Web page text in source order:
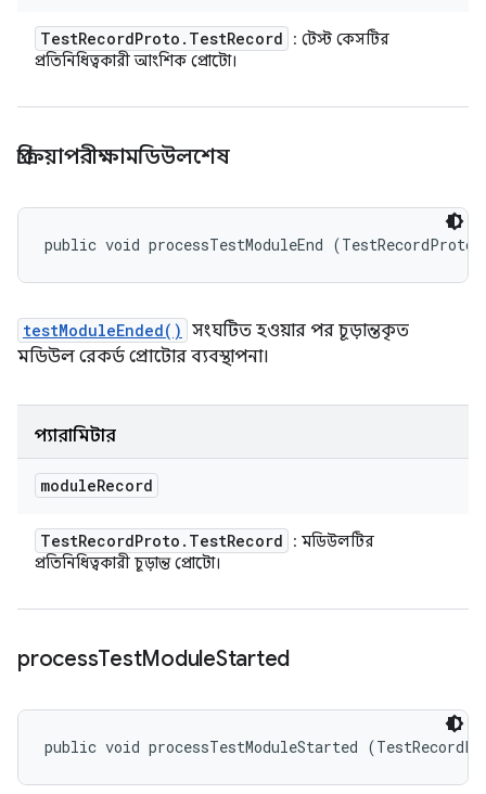
TestRecordProto . TestRecord
: টেস্ট কেসটির
প্রতিনিধিত্বকারী আংশিক প্রোটো।
প্রক্রিয়াপরীক্ষামডিউলশেষ
public void processTestModuleEnd
testModuleEnded() সংঘটিত হওয়ার পর চূড়ান্তকৃত
মডিউল রেকর্ড প্রোটোর ব্যবস্থাপনা।
প্যারামিটার
moduleRecord
TestRecordProto . TestRecord
: মডিউলটির
প্রতিনিধিত্বকারী চূড়ান্ত প্রোটো।
processTestModuleStarted
public void processTestModuleStarted